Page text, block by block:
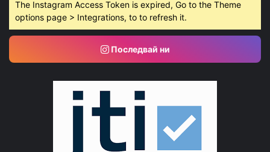
The Instagram Access Token is expired, Go to the Theme
options page > Integrations, to to refresh it.
Последвай ни